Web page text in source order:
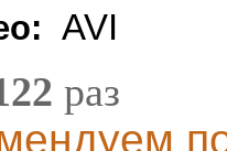
AVI
раз